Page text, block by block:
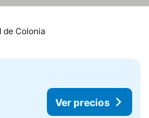
de Colonia
Ver precios